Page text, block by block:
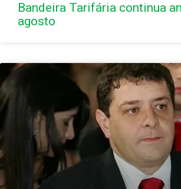
Bandeira Tarifária continua
agosto